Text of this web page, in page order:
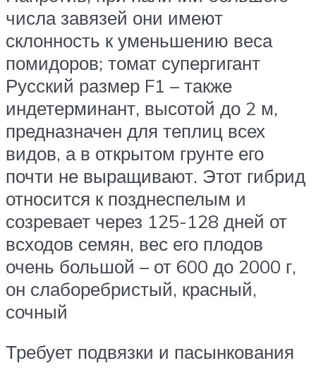
числа завязей они имеют
склонность к уменьшению веса
помидоров; томат супергигант
Русский размер F1 – также
индетерминант, высотой до 2 м,
предназначен для теплиц всех
видов, а в открытом грунте его
почти не выращивают. Этот гибрид
относится к позднеспелым и
созревает через 125-128 дней от
всходов семян, вес его плодов
очень большой – от 600 до 2000 г,
он слаборебристый, красный,
сочный
Требует подвязки и пасынкования